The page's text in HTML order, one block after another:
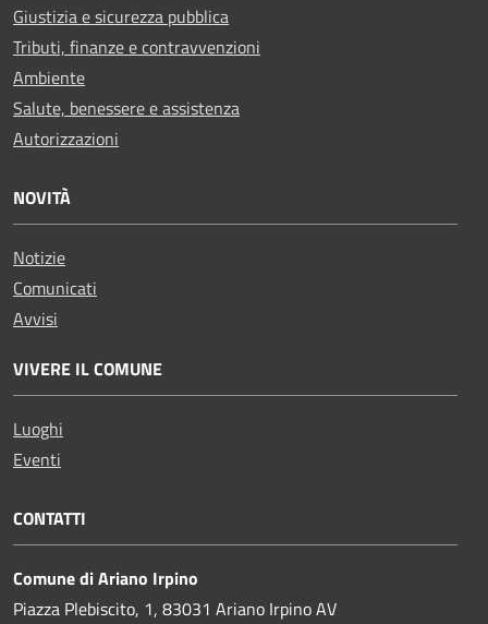
Giustizia e sicurezza pubblica
Tributi, finanze e contravvenzioni
Ambiente
Salute, benessere e assistenza
Autorizzazioni
NOVITÀ
Notizie
Comunicati
Avvisi
VIVERE IL COMUNE
Luoghi
Eventi
CONTATTI
Comune di Ariano Irpino
Piazza Plebiscito, 1, 83031 Ariano Irpino AV